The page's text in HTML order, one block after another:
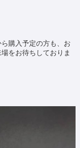
購入予定の方も、お
をお待ちしておりま